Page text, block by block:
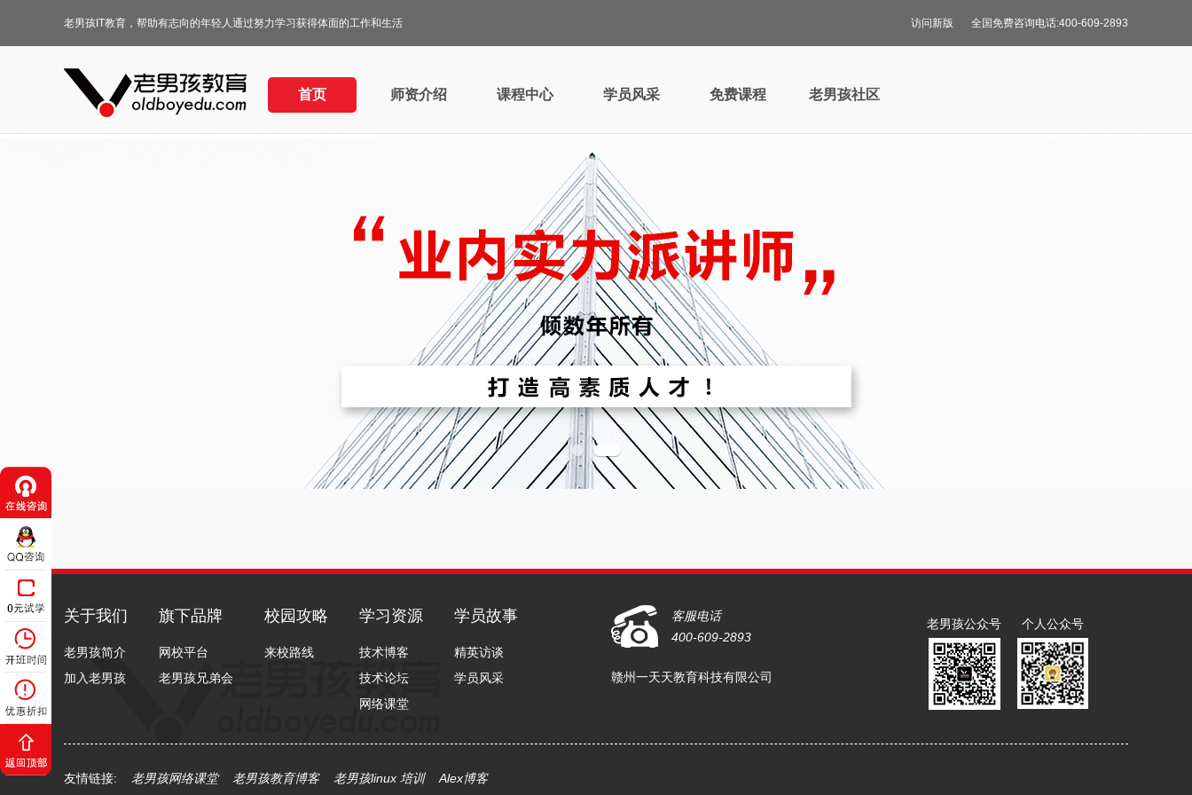
老男孩IT教育，帮助有志向的年轻人通过努力学习获得体面的工作和生活 全国免费咨询电话:400-609-2893
访问新版
首页 师资介绍 课程中心 学员风采 免费课程 老男孩社区
关于我们
老男孩简介
加入老男孩
旗下品牌
网校平台
老男孩兄弟会
校园攻略
来校路线
学习资源
技术博客
技术论坛
网络课堂
学员故事
精英访谈
学员风采
客服电话
400-609-2893
赣州一天天教育科技有限公司
老男孩公众号 个人公众号
友情链接: 老男孩网络课堂 老男孩教育博客 老男孩linux 培训 Alex博客